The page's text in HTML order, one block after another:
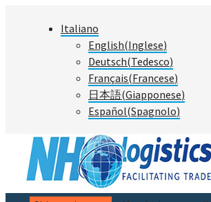
Italiano
English(Inglese)
Deutsch(Tedesco)
Français(Francese)
日本語(Giapponese)
Español(Spagnolo)